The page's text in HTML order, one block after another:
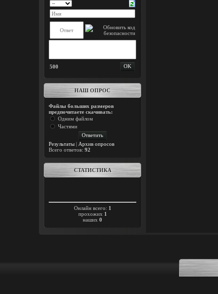
500
НАШ ОПРОС
Файлы больших размеров
предпочитаете скачивать:
Одним файлом
Частями
Результаты | Архив опросов
Всего ответов: 92
СТАТИСТИКА
Онлайн всего: 1
прохожих 1
наших 0